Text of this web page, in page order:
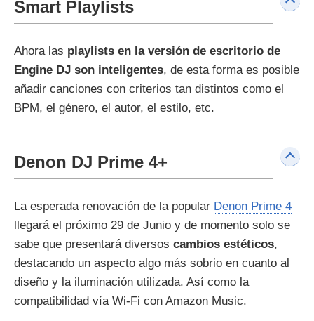
Smart Playlists
Ahora las playlists en la versión de escritorio de
Engine DJ son inteligentes, de esta forma es posible
añadir canciones con criterios tan distintos como el
BPM, el género, el autor, el estilo, etc.
Denon DJ Prime 4+
La esperada renovación de la popular Denon Prime 4
llegará el próximo 29 de Junio y de momento solo se
sabe que presentará diversos cambios estéticos,
destacando un aspecto algo más sobrio en cuanto al
diseño y la iluminación utilizada. Así como la
compatibilidad vía Wi-Fi con Amazon Music.